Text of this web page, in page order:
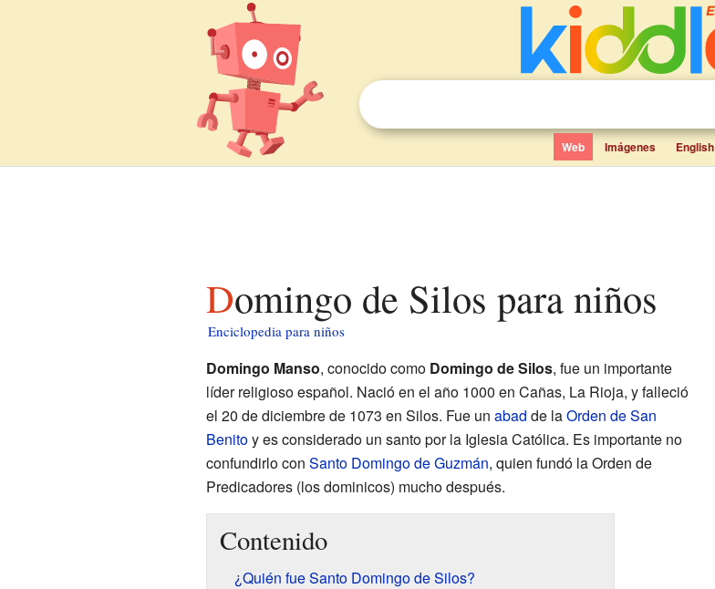
Web Imágenes English
Domingo de Silos para niños
Enciclopedia para niños
Domingo Manso, conocido como Domingo de Silos, fue un importante
líder religioso español. Nació en el año 1000 en Cañas, La Rioja, y falleció
el 20 de diciembre de 1073 en Silos. Fue un abad de laOrden de San
Benitoy es considerado un santo por la Iglesia Católica. Es importante no
confundirlo con Santo Domingo de Guzmán, quien fundó la Orden de
Predicadores (los dominicos) mucho después.
Contenido
¿Quién fue Santo Domingo de Silos?